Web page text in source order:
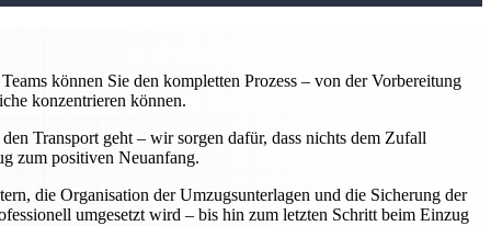
können Sie den kompletten Prozess – von der Vorbereitung
konzentrieren können.
Transport geht – wir sorgen dafür, dass nichts dem Zufall
zum positiven Neuanfang.
die Organisation der Umzugsunterlagen und die Sicherung der
umgesetzt wird – bis hin zum letzten Schritt beim Einzug